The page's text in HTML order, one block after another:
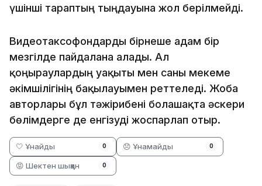
үшінші тараптың тыңдауына жол берілмейді.
Видеотаксофондарды бірнеше адам бір
мезгілде пайдалана алады. Ал
қоңыраулардың уақыты мен саны мекеме
әкімшілігінің бақылауымен реттеледі. Жоба
авторлары бұл тәжірибені болашақта әскери
бөлімдерге де енгізуді жоспарлап отыр.
🤍 Ұнайды 0 😞 Ұнамайды 0
😡 Шектен шыққан 0